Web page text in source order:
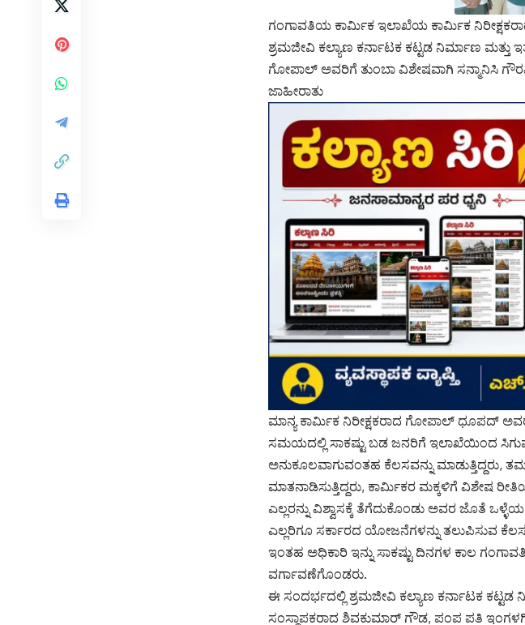
ಗಂಗಾವತಿಯ ಕಾರ್ಮಿಕ ಇಲಾಖೆಯ ಕಾರ್ಮಿಕ
ಶ್ರಮಜೀವಿ ಕಲ್ಯಾಣ ಕರ್ನಾಟಕ ಕಟ್ಟಡ ನಿರ್ಮಾಣ
ಗೋಪಾಲ್ ಅವರಿಗೆ ತುಂಬಾ ವಿಶೇಷವಾಗಿ ಸನ್ಮಾನಿಸಿ
ಜಾಹೀರಾತು
ಮಾನ್ಯ ಕಾರ್ಮಿಕ ನಿರೀಕ್ಷಕರಾದ ಗೋಪಾಲ್ ಧೂಪದ್
ಸಮಯದಲ್ಲಿ ಸಾಕಷ್ಟು ಬಡ ಜನರಿಗೆ ಇಲಾಖೆಯಿಂದ ಸಿಗುವ
ಅನುಕೂಲವಾಗುವಂತಹ ಕೆಲಸವನ್ನು ಮಾಡುತ್ತಿದ್ದರು,
ಮಾತನಾಡಿಸುತ್ತಿದ್ದರು, ಕಾರ್ಮಿಕರ ಮಕ್ಕಳಿಗೆ ವಿಶೇಷ
ಎಲ್ಲರನ್ನು ವಿಶ್ವಾಸಕ್ಕೆ ತೆಗೆದುಕೊಂಡು ಅವರ ಜೊತೆ
ಎಲ್ಲರಿಗೂ ಸರ್ಕಾರದ ಯೋಜನೆಗಳನ್ನು ತಲುಪಿಸುವ
ಇಂತಹ ಅಧಿಕಾರಿ ಇನ್ನು ಸಾಕಷ್ಟು ದಿನಗಳ ಕಾಲ
ವರ್ಗಾವಣೆಗೊಂಡರು.
ಈ ಸಂದರ್ಭದಲ್ಲಿ ಶ್ರಮಜೀವಿ ಕಲ್ಯಾಣ ಕರ್ನಾಟಕ ಕಟ್ಟಡ
ಸಂಸ್ಥಾಪಕರಾದ ಶಿವಕುಮಾರ್ ಗೌಡ, ಪಂಪ ಪತಿ ಇಂಗಳಗಿ